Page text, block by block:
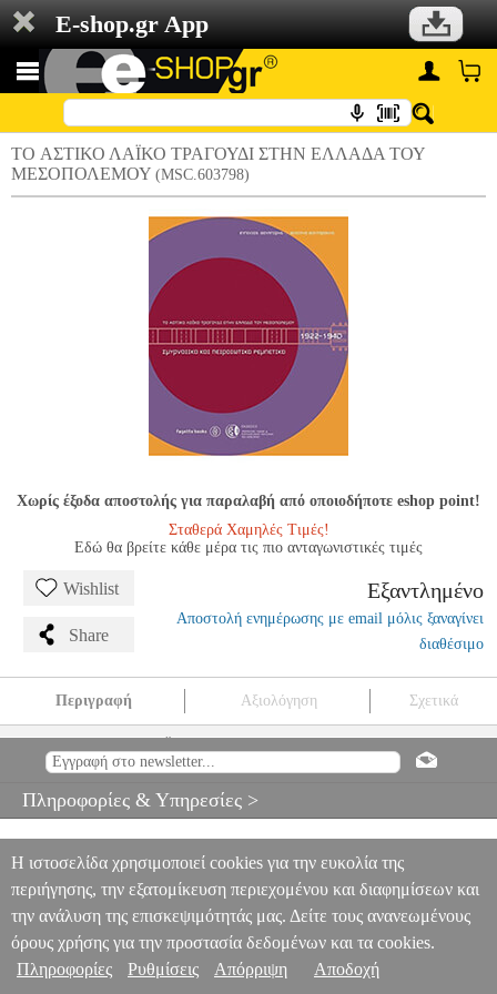
E-shop.gr App
TΟ AΣΤΙΚΟ ΛΑΪΚΟ TΡΑΓΟΥΔΙ ΣΤΗΝ EΛΛΑΔΑ ΤΟΥ
MΕΣΟΠΟΛΕΜΟΥ (MSC.603798)
Χωρίς έξοδα αποστολής για παραλαβή από οποιοδήποτε eshop point!
Σταθερά Χαμηλές Τιμές!
Εδώ θα βρείτε κάθε μέρα τις πιο ανταγωνιστικές τιμές
Wishlist
Share
Εξαντλημένο
Αποστολή ενημέρωσης με email μόλις ξαναγίνει
διαθέσιμο
Περιγραφή Αξιολόγηση Σχετικά
MΕΣΟΠΟΛΕΜΟΥ MSC.603798
FAGOTTO
TΟ AΣΤΙΚΟ ΛΑΪΚΟ TΡΑΓΟΥΔΙ ΣΤΗΝ EΛΛΑΔΑ ΤΟΥ
Πληροφορίες & Υπηρεσίες >
Η ιστοσελίδα χρησιμοποιεί cookies για την ευκολία της
περιήγησης, την εξατομίκευση περιεχομένου και διαφημίσεων και
την ανάλυση της επισκεψιμότητάς μας. Δείτε τους ανανεωμένους
όρους χρήσης για την προστασία δεδομένων και τα cookies.
Πληροφορίες
Ρυθμίσεις Απόρριψη Αποδοχή